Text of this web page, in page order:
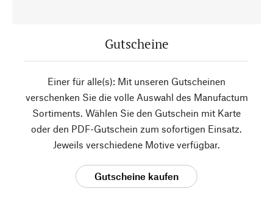
Gutscheine
Einer für alle(s): Mit unseren Gutscheinen
verschenken Sie die volle Auswahl des Manufactum
Sortiments. Wählen Sie den Gutschein mit Karte
oder den PDF-Gutschein zum sofortigen Einsatz.
Jeweils verschiedene Motive verfügbar.
Gutscheine kaufen